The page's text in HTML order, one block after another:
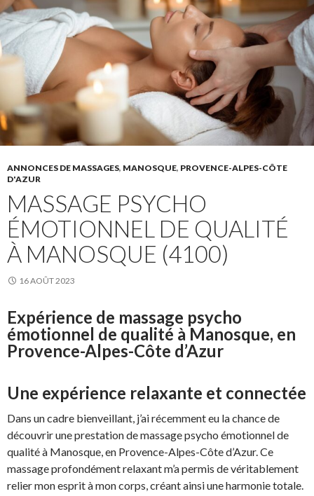
ANNONCES DE MASSAGES, MANOSQUE, PROVENCE-ALPES-CÔTE
D'AZUR
MASSAGE PSYCHO
ÉMOTIONNEL DE QUALITÉ
À MANOSQUE (4100)
16 AOÛT 2023
Expérience de massage psycho
émotionnel de qualité à Manosque, en
Provence-Alpes-Côte d’Azur
Une expérience relaxante et connectée
Dans un cadre bienveillant, j’ai récemment eu la chance de
découvrir une prestation de massage psycho émotionnel de
qualité à Manosque, en Provence-Alpes-Côte d’Azur. Ce
massage profondément relaxant m’a permis de véritablement
relier mon esprit à mon corps, créant ainsi une harmonie totale.